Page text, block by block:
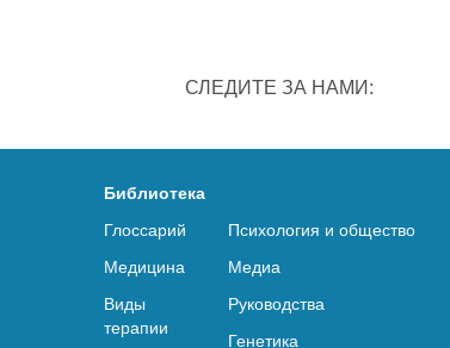
СЛЕДИТЕ ЗА НАМИ:
Библиотека
Глоссарий
Медицина
Виды
терапии
Психология и общество
Медиа
Руководства
Генетика